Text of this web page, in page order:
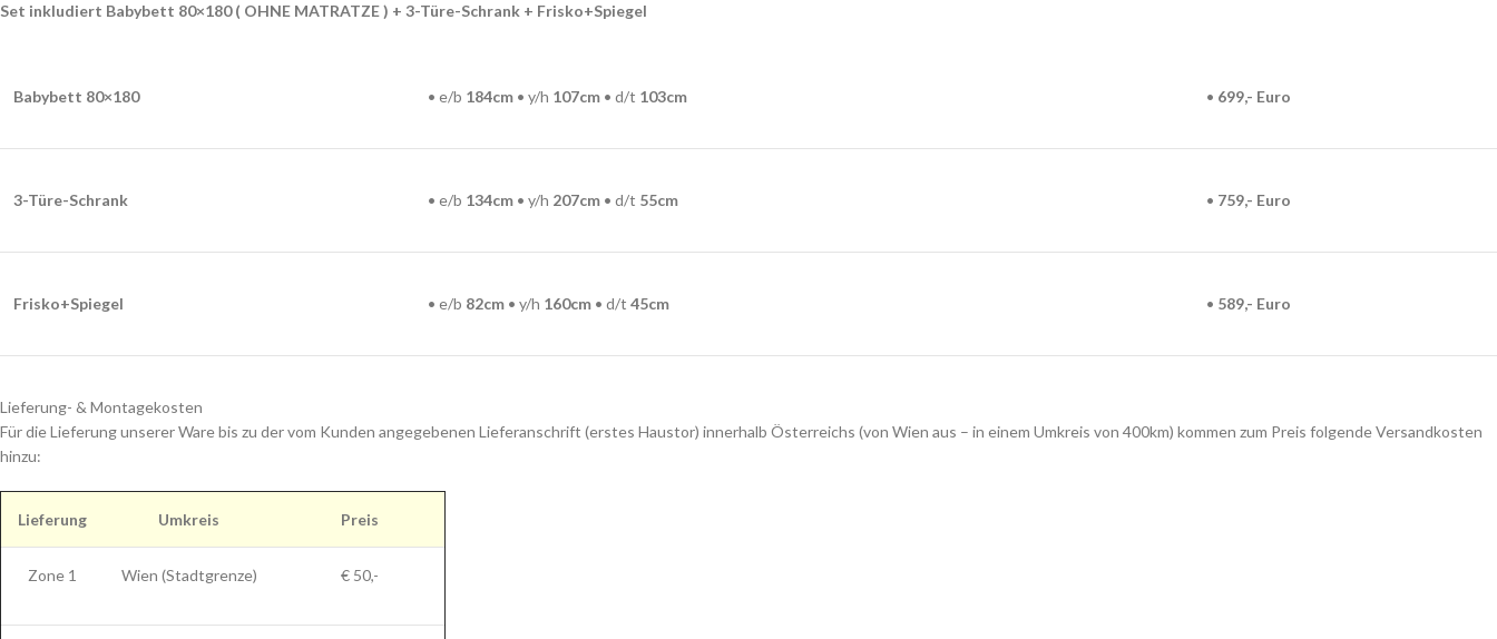
Set inkludiert Babybett 80×180 ( OHNE MATRATZE ) + 3-Türe-Schrank + Frisko+Spiegel
Babybett 80×180 • e/b 184cm • y/h 107cm • d/t 103cm • 699,- Euro
3-Türe-Schrank • e/b 134cm • y/h 207cm • d/t 55cm • 759,- Euro
Frisko+Spiegel • e/b 82cm • y/h 160cm • d/t 45cm • 589,- Euro
Lieferung- & Montagekosten
Für die Lieferung unserer Ware bis zu der vom Kunden angegebenen Lieferanschrift (erstes Haustor) innerhalb Österreichs (von Wien aus – in einem Umkreis von 400km) kommen zum Preis folgende Versandkosten
hinzu:
Lieferung Umkreis Preis
Zone 1 Wien (Stadtgrenze) € 50,-